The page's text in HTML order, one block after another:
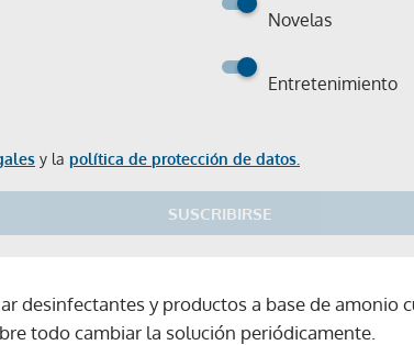
Novelas
Entretenimiento
y la política de protección de datos.
SUSCRIBIRSE
desinfectantes y productos a base de amonio
todo cambiar la solución periódicamente.